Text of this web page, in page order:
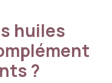
huiles
?